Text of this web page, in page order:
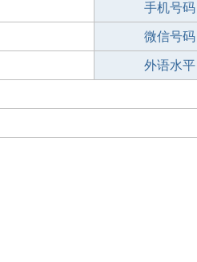
手机号码
微信号码
外语水平